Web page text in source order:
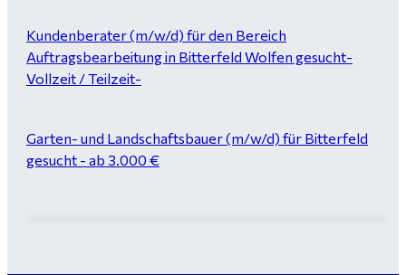
Kundenberater (m/w/d) für den Bereich
Auftragsbearbeitung in Bitterfeld Wolfen gesucht-
Vollzeit / Teilzeit-
Garten- und Landschaftsbauer (m/w/d) für Bitterfeld
gesucht - ab 3.000 €